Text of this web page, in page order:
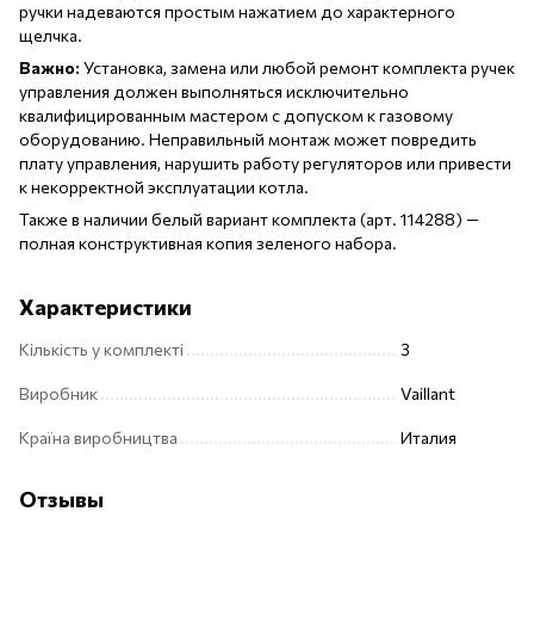
ручки надеваются простым нажатием до характерного
щелчка.
Важно: Установка, замена или любой ремонт комплекта ручек
управления должен выполняться исключительно
квалифицированным мастером с допуском к газовому
оборудованию. Неправильный монтаж может повредить
плату управления, нарушить работу регуляторов или привести
к некорректной эксплуатации котла.
Также в наличии белый вариант комплекта (арт. 114288) —
полная конструктивная копия зеленого набора.
Характеристики
Кількість у комплекті 3
Виробник Vaillant
Країна виробництва Италия
Отзывы